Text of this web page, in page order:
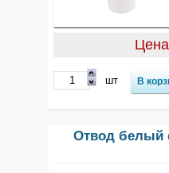
шт
Отвод белый